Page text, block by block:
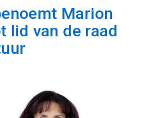
Marion
lid van de raad